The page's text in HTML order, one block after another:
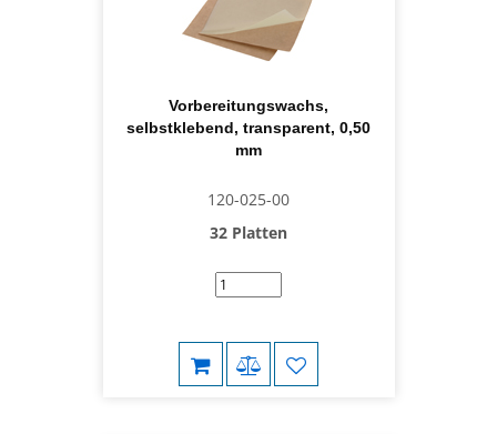
Vorbereitungswachs,
selbstklebend, transparent, 0,50
mm
120-025-00
32 Platten